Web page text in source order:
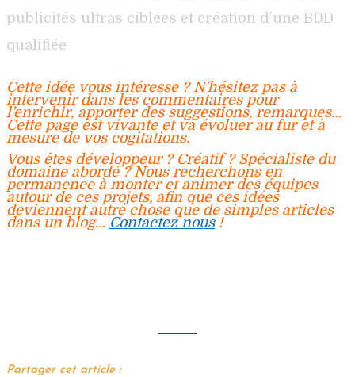
publicités ultras ciblées et création d’une BDD
qualifiée
Cette idée vous intéresse ? N’hésitez pas à
intervenir dans les commentaires pour
l’enrichir, apporter des suggestions, remarques…
Cette page est vivante et va évoluer au fur et à
mesure de vos cogitations.
Vous êtes développeur ? Créatif ? Spécialiste du
domaine abordé ? Nous recherchons en
permanence à monter et animer des équipes
autour de ces projets, afin que ces idées
deviennent autre chose que de simples articles
dans un blog… Contactez nous!
Partager cet article :